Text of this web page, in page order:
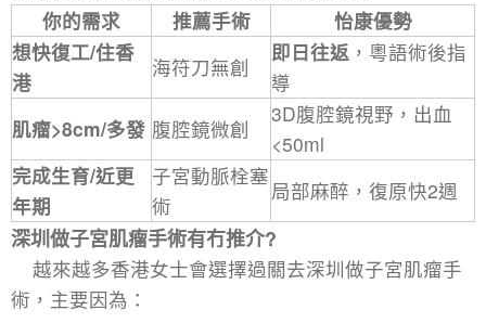
你的需求 推薦手術
怡康優勢
想快復工/住香
港
海符刀無創
即日往返 ，粵語術後指
導
肌瘤>8cm/多發 腹腔鏡微創
3D腹腔鏡視野，出血
<50ml
完成生育/近更
年期
子宮動脈栓塞
術
局部麻醉，復原快2週
深圳做子宮肌瘤手術有冇推介?
越來越多香港女士會選擇過關去深圳做子宮肌瘤手
術 ，主要因為：